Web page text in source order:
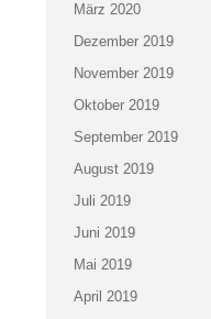
März 2020
Dezember 2019
November 2019
Oktober 2019
September 2019
August 2019
Juli 2019
Juni 2019
Mai 2019
April 2019